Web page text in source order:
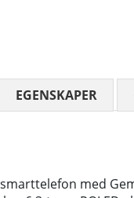
med
EGENSKAPER